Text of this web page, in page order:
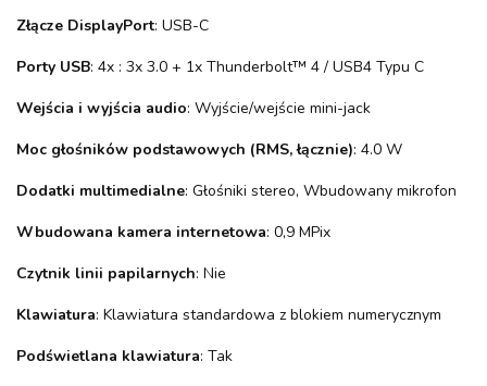
Złącze DisplayPort: USB-C
Porty USB: 4x : 3x 3.0 + 1x Thunderbolt™ 4 / USB4 Typu C
Wejścia i wyjścia audio: Wyjście/wejście mini-jack
Moc głośników podstawowych (RMS, łącznie): 4.0 W
Dodatki multimedialne: Głośniki stereo, Wbudowany mikrofon
Wbudowana kamera internetowa: 0,9 MPix
Czytnik linii papilarnych: Nie
Klawiatura: Klawiatura standardowa z blokiem numerycznym
Podświetlana klawiatura: Tak